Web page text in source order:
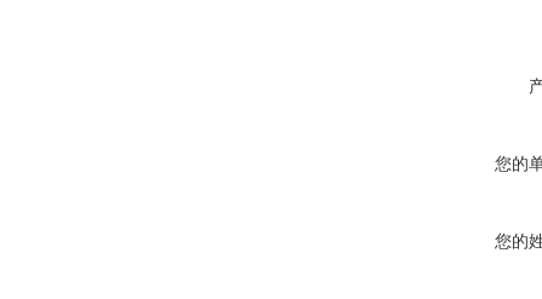
您的
您的